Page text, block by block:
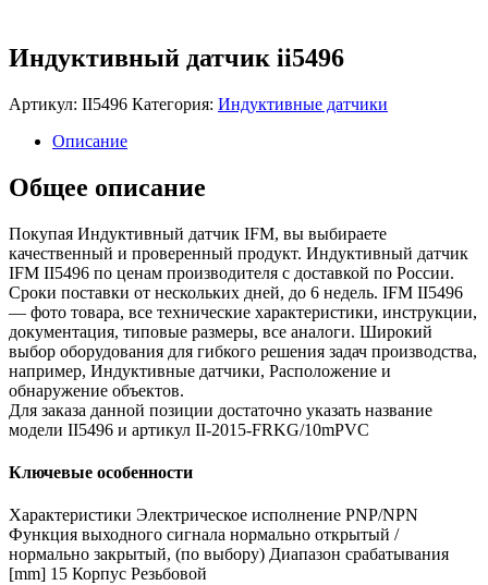
Индуктивный датчик ii5496
Артикул: II5496 Категория: Индуктивные датчики
Описание
Общее описание
Покупая Индуктивный датчик IFM, вы выбираете
качественный и проверенный продукт. Индуктивный датчик
IFM II5496 по ценам производителя с доставкой по России.
Сроки поставки от нескольких дней, до 6 недель. IFM II5496
— фото товара, все технические характеристики, инструкции,
документация, типовые размеры, все аналоги. Широкий
выбор оборудования для гибкого решения задач производства,
например, Индуктивные датчики, Расположение и
обнаружение объектов.
Для заказа данной позиции достаточно указать название
модели II5496 и артикул II-2015-FRKG/10mPVC
Ключевые особенности
Характеристики Электрическое исполнение PNP/NPN
Функция выходного сигнала нормально открытый /
нормально закрытый, (по выбору) Диапазон срабатывания
[mm] 15 Корпус Резьбовой